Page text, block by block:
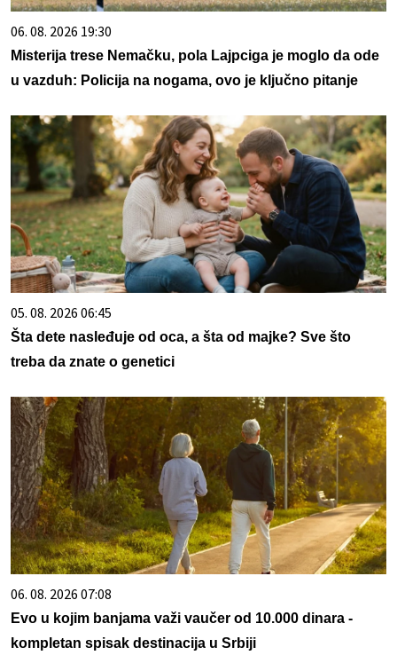
06. 08. 2026 19:30
Misterija trese Nemačku, pola Lajpciga je moglo da ode
u vazduh: Policija na nogama, ovo je ključno pitanje
05. 08. 2026 06:45
Šta dete nasleđuje od oca, a šta od majke? Sve što
treba da znate o genetici
06. 08. 2026 07:08
Evo u kojim banjama važi vaučer od 10.000 dinara -
kompletan spisak destinacija u Srbiji